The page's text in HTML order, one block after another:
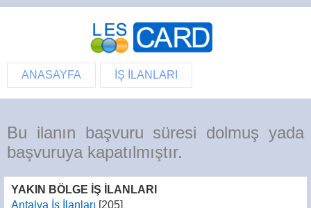
ANASAYFA İŞ İLANLARI
Bu ilanın başvuru süresi dolmuş yada
başvuruya kapatılmıştır.
YAKIN BÖLGE İŞ İLANLARI
Antalya İş İlanları [205]